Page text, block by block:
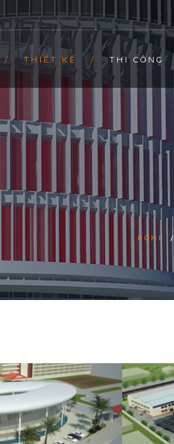
THIẾT KẾ THI CÔNG
HOME /